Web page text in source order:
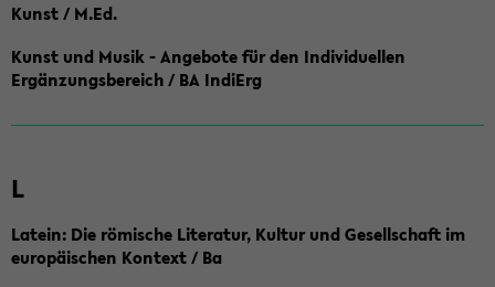
Kunst / M.Ed.
Kunst und Musik - Angebote für den Individuellen
Ergänzungsbereich / BA IndiErg
L
Latein: Die römische Literatur, Kultur und Gesellschaft im
europäischen Kontext / Ba